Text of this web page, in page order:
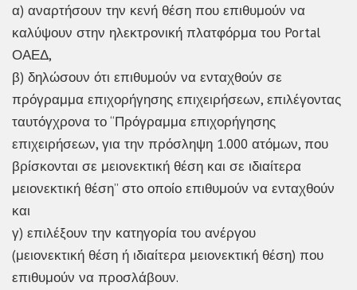
α) αναρτήσουν την κενή θέση που επιθυμούν να
καλύψουν στην ηλεκτρονική πλατφόρμα του Portal
ΟΑΕΔ,
β) δηλώσουν ότι επιθυμούν να ενταχθούν σε
πρόγραμμα επιχορήγησης επιχειρήσεων, επιλέγοντας
ταυτόγχρονα το “Πρόγραμμα επιχορήγησης
επιχειρήσεων, για την πρόσληψη 1.000 ατόμων, που
βρίσκονται σε μειονεκτική θέση και σε ιδιαίτερα
μειονεκτική θέση” στο οποίο επιθυμούν να ενταχθούν
και
γ) επιλέξουν την κατηγορία του ανέργου
(μειονεκτική θέση ή ιδιαίτερα μειονεκτική θέση) που
επιθυμούν να προσλάβουν.